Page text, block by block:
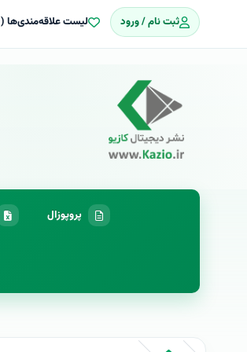
ثبت نام / ورود لیست علاقه‌مندی‌ها (0)
پروپوزال